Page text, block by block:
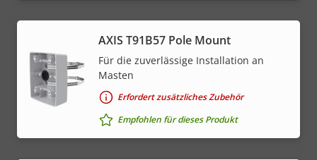
AXIS T91B57 Pole Mount
Für die zuverlässige Installation an
Masten
Erfordert zusätzliches Zubehör
Empfohlen für dieses Produkt